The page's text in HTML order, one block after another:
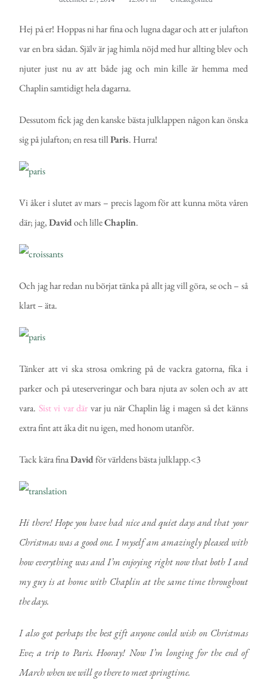
Hej på er! Hoppas ni har fina och lugna dagar och att er julafton
var en bra sådan. Själv är jag himla nöjd med hur allting blev och
njuter just nu av att både jag och min kille är hemma med
Chaplin samtidigt hela dagarna.
Dessutom fick jag den kanske bästa julklappen någon kan önska
sig på julafton; en resa tillParis. Hurra!
Vi åker i slutet av mars – precis lagom för att kunna möta våren
där; jag,Davidoch lilleChaplin.
Och jag har redan nu börjat tänka på allt jag vill göra, se och – så
klart – äta.
Tänker att vi ska strosa omkring på de vackra gatorna, fika i
parker och på uteserveringar och bara njuta av solen och av att
vara. Sist vi var där var ju när Chaplin låg i magen så det känns
extra fint att åka dit nu igen, med honom utanför.
Tack kära finaDavidför världens bästa julklapp.<3
Hi there! Hope you have had nice and quiet days and that your
Christmas was a good one. I myself am amazingly pleased with
how everything was and I’m enjoying right now that both I and
my guy is at home with Chaplin at the same time throughout
the days.
I also got perhaps the best gift anyone could wish on Christmas
Eve; a trip to Paris. Hooray! Now I’m longing for the end of
March when we will go there to meet springtime.